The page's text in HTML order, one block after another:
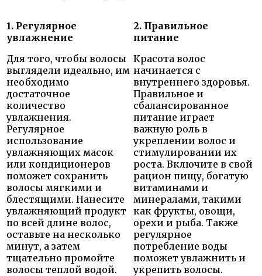
1. Регулярное
увлажнение
Для того, чтобы волосы
выглядели идеально, им
необходимо
достаточное
количество
увлажнения.
Регулярное
использование
увлажняющих масок
или кондиционеров
поможет сохранить
волосы мягкими и
блестящими. Нанесите
увлажняющий продукт
по всей длине волос,
оставьте на несколько
минут, а затем
тщательно промойте
волосы теплой водой.
2. Правильное
питание
Красота волос
начинается с
внутреннего здоровья.
Правильное и
сбалансированное
питание играет
важную роль в
укреплении волос и
стимулировании их
роста. Включите в свой
рацион пищу, богатую
витаминами и
минералами, такими
как фрукты, овощи,
орехи и рыба. Также
регулярное
потребление воды
поможет увлажнить и
укрепить волосы.